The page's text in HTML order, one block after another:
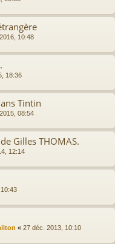
10:48
18:36
Tintin
08:54
Gilles THOMAS.
12:14
« 27 déc. 2013, 10:10